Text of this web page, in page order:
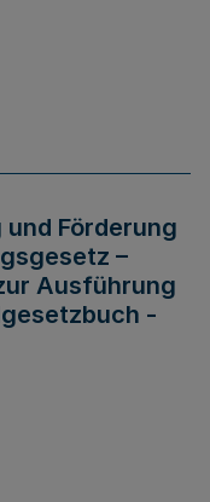
Förderung
–
Ausführung
-